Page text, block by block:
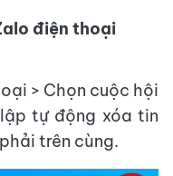
điện thoại
> Chọn cuộc hội
tự động xóa tin
trên cùng.